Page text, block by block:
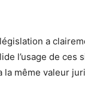
a
l’usage de ces
même valeur